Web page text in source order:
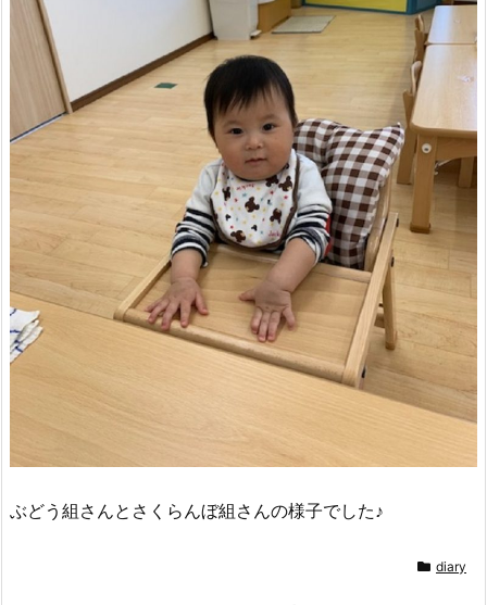
ぶどう組さんとさくらんぼ組さんの様子でした♪
diary